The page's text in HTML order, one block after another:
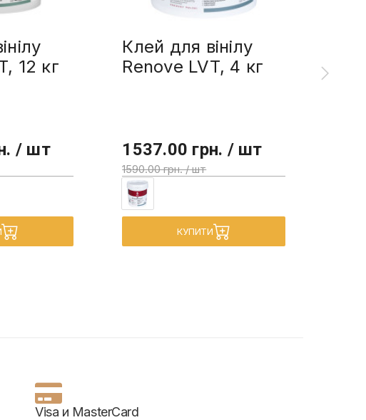
12 кг
/ шт
Клей для вінілу
Renove LVT, 4 кг
1537.00 грн. / шт
1590.00 грн. / шт
КУПИТИ
Visa и MasterCard